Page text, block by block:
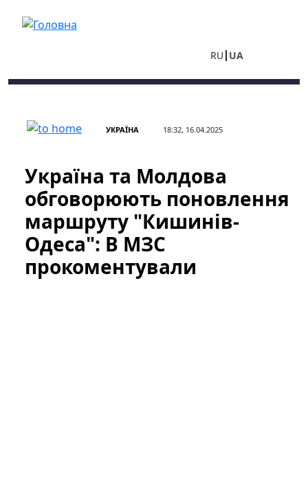
RU UA
УКРАЇНА 18:32, 16.04.2025
Україна та Молдова
обговорюють поновлення
маршруту "Кишинів-
Одеса": В МЗС
прокоментували